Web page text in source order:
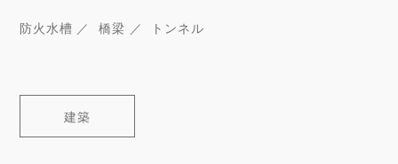
防火水槽 橋梁 トンネル
建築